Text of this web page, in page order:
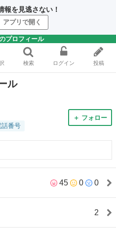
報を見逃さない！
アプリで開く
プロフィール
検索 ログイン 投稿
ル
話番号
＋ フォロー
45 0 0
2